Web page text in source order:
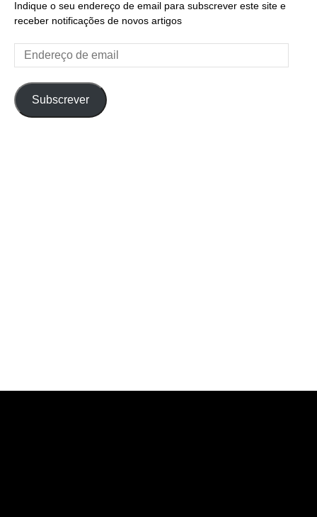
Indique o seu endereço de email para subscrever este site e
receber notificações de novos artigos
Endereço
de
Subscrever